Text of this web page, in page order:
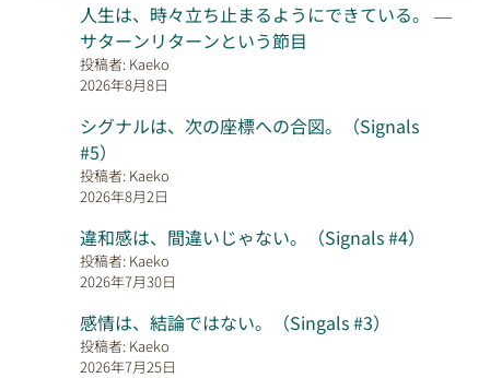
人生は、時々立ち止まるようにできている。 —
サターンリターンという節目
投稿者: Kaeko
2026年8月8日
シグナルは、次の座標への合図。（Signals
#5）
投稿者: Kaeko
2026年8月2日
違和感は、間違いじゃない。（Signals #4）
投稿者: Kaeko
2026年7月30日
感情は、結論ではない。（Singals #3）
投稿者: Kaeko
2026年7月25日